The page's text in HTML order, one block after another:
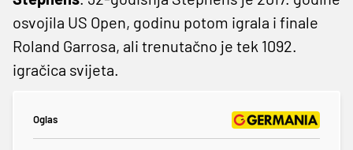
osvojila US Open, godinu potom igrala i finale
Roland Garrosa, ali trenutačno je tek 1092.
igračica svijeta.
Oglas